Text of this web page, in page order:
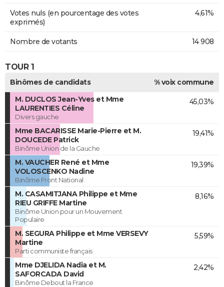
Votes nuls (en pourcentage des votes
exprimés)
4,61%
Nombre de votants 14 908
TOUR 1
Binômes de candidats
% voix commune
M. DUCLOS Jean-Yves et Mme
LAURENTIES Céline
Divers gauche
45,03%
Mme BACARISSE Marie-Pierre et M.
DOUCEDE Patrick
Binôme Union de la Gauche
19,41%
M. VAUCHER René et Mme
VOLOSCENKO Nadine
Binôme Front National
19,39%
M. CASAMITJANA Philippe et Mme
RIEU GRIFFE Martine
Binôme Union pour un Mouvement
Populaire
8,16%
M. SEGURA Philippe et Mme VERSEVY
Martine
Parti communiste français
5,59%
Mme DJELIDA Nadia et M.
SAFORCADA David
Binôme Debout la France
2,42%